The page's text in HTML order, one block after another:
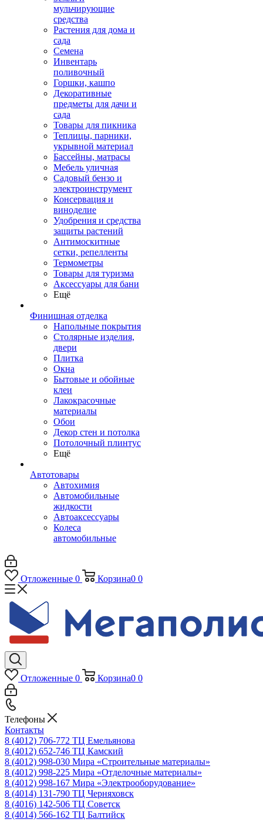
мульчирующие
средства
Растения для дома и
сада
Семена
Инвентарь
поливочный
Горшки, кашпо
Декоративные
предметы для дачи и
сада
Товары для пикника
Теплицы, парники,
укрывной материал
Бассейны, матрасы
Мебель уличная
Садовый бензо и
электроинструмент
Консервация и
виноделие
Удобрения и средства
защиты растений
Антимоскитные
сетки, репелленты
Термометры
Товары для туризма
Аксессуары для бани
Ещё
Финишная отделка
Напольные покрытия
Столярные изделия,
двери
Плитка
Окна
Бытовые и обойные
клеи
Лакокрасочные
материалы
Обои
Декор стен и потолка
Потолочный плинтус
Ещё
Автотовары
Автохимия
Автомобильные
жидкости
Автоаксессуары
Колеса
автомобильные
Отложенные 0 Корзина0 0
Отложенные 0 Корзина0 0
Телефоны
Контакты
8 (4012) 706-772 ТЦ Емельянова
8 (4012) 652-746 ТЦ Камский
8 (4012) 998-030 Мира «Строительные материалы»
8 (4012) 998-225 Мира «Отделочные материалы»
8 (4012) 998-167 Мира «Электрооборудование»
8 (4014) 131-790 ТЦ Черняховск
8 (4016) 142-506 ТЦ Советск
8 (4014) 566-162 ТЦ Балтийск